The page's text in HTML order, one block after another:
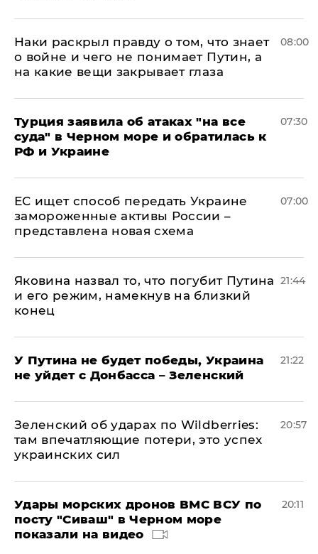
Наки раскрыл правду о том, что знает
о войне и чего не понимает Путин, а
на какие вещи закрывает глаза
08:00
Турция заявила об атаках "на все
суда" в Черном море и обратилась к
РФ и Украине
07:30
ЕС ищет способ передать Украине
замороженные активы России –
представлена новая схема
07:00
Яковина назвал то, что погубит Путина
и его режим, намекнув на близкий
конец
21:44
У Путина не будет победы, Украина
не уйдет с Донбасса – Зеленский
21:22
Зеленский об ударах по Wildberries:
там впечатляющие потери, это успех
украинских сил
20:57
Удары морских дронов ВМС ВСУ по
посту "Сиваш" в Черном море
показали на видео
20:11